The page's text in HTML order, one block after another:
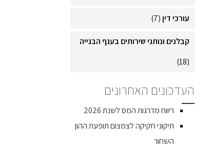
עורכי דין(7)
קבלנים ונותני שירותים בענף הבנייה
(18)
העדכונים האחרונים
ריווח מדרגות המס לשנת 2026
תיקוני חקיקה לצמצום תופעת ההון
השחור